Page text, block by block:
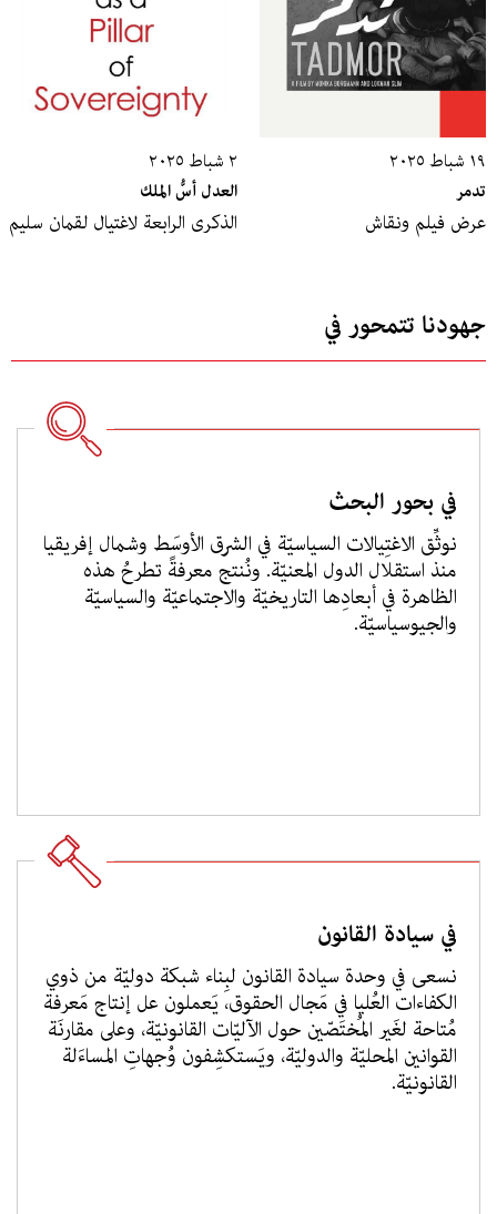
١٩ شباط ٢٠٢٥
تدمر
عرض فيلم ونقاش
٢ شباط ٢٠٢٥
العدل أسُّ الملك
الذكرى الرابعة لاغتيال لقمان سليم
جهودنا تتمحور في
في بحور البحث
نوثِّق الاغتِيالات السياسيّة في الشرق الأوسَط وشمال إفريقيا
منذ استقلال الدول المعنيّة. ونُنتج معرفةً تطرحُ هذه
الظاهرة في أبعادِها التاريخيّة والاجتماعيّة والسياسيّة
والجيوسياسيّة.
في سيادة القانون
نسعى في وحدة سيادة القانون لبِناء شبكة دوليّة من ذوي
الكفاءات العُليا في مَجال الحقوق، يَعملون عل إنتاج مَعرفة
مُتاحة لغَير المُختَصّين حول الآليّات القانونيّة، وعلى مقارنَة
القوانين المحليّة والدوليّة، ويَستكشِفون وُجهاتِ المساءَلة
القانونيّة.